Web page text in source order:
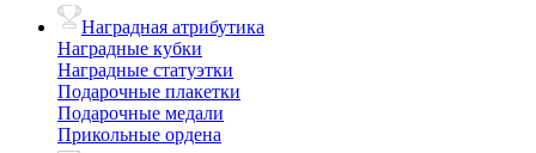
Наградная атрибутика
Наградные кубки
Наградные статуэтки
Подарочные плакетки
Подарочные медали
Прикольные ордена